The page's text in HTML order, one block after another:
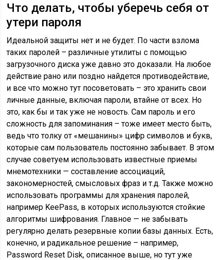
Что делать, чтобы уберечь себя от
утери пароля
Идеальной защиты нет и не будет. По части взлома
таких паролей – различные утилиты с помощью
загрузочного диска уже давно это доказали. На любое
действие рано или поздно найдется противодействие,
и все что можно тут посоветовать – это хранить свои
личные данные, включая пароли, втайне от всех. Но
это, как бы и так уже не новость. Сам пароль и его
сложность для запоминания – тоже имеет место быть,
ведь что толку от «мешанины» цифр символов и букв,
которые сам пользователь постоянно забывает. В этом
случае советуем использовать известные приемы
мнемотехники — составление ассоциаций,
закономерностей, смысловых фраз и т.д. Также можно
использовать программы для хранения паролей,
например KeePass, в которых используются стойкие
алгоритмы шифрования. Главное — не забывать
регулярно делать резервные копии базы данных. Есть,
конечно, и радикальное решение – например,
Password Reset Disk, описанное выше, но тут уже